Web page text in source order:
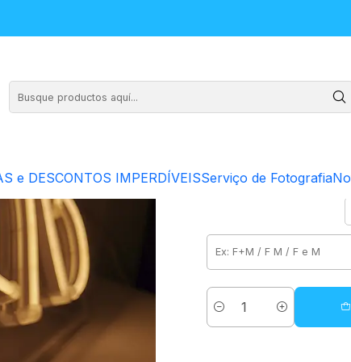
e DESCONTOS IMPERDÍVEISServiço de Fotografia
-
Branco
Cantidad